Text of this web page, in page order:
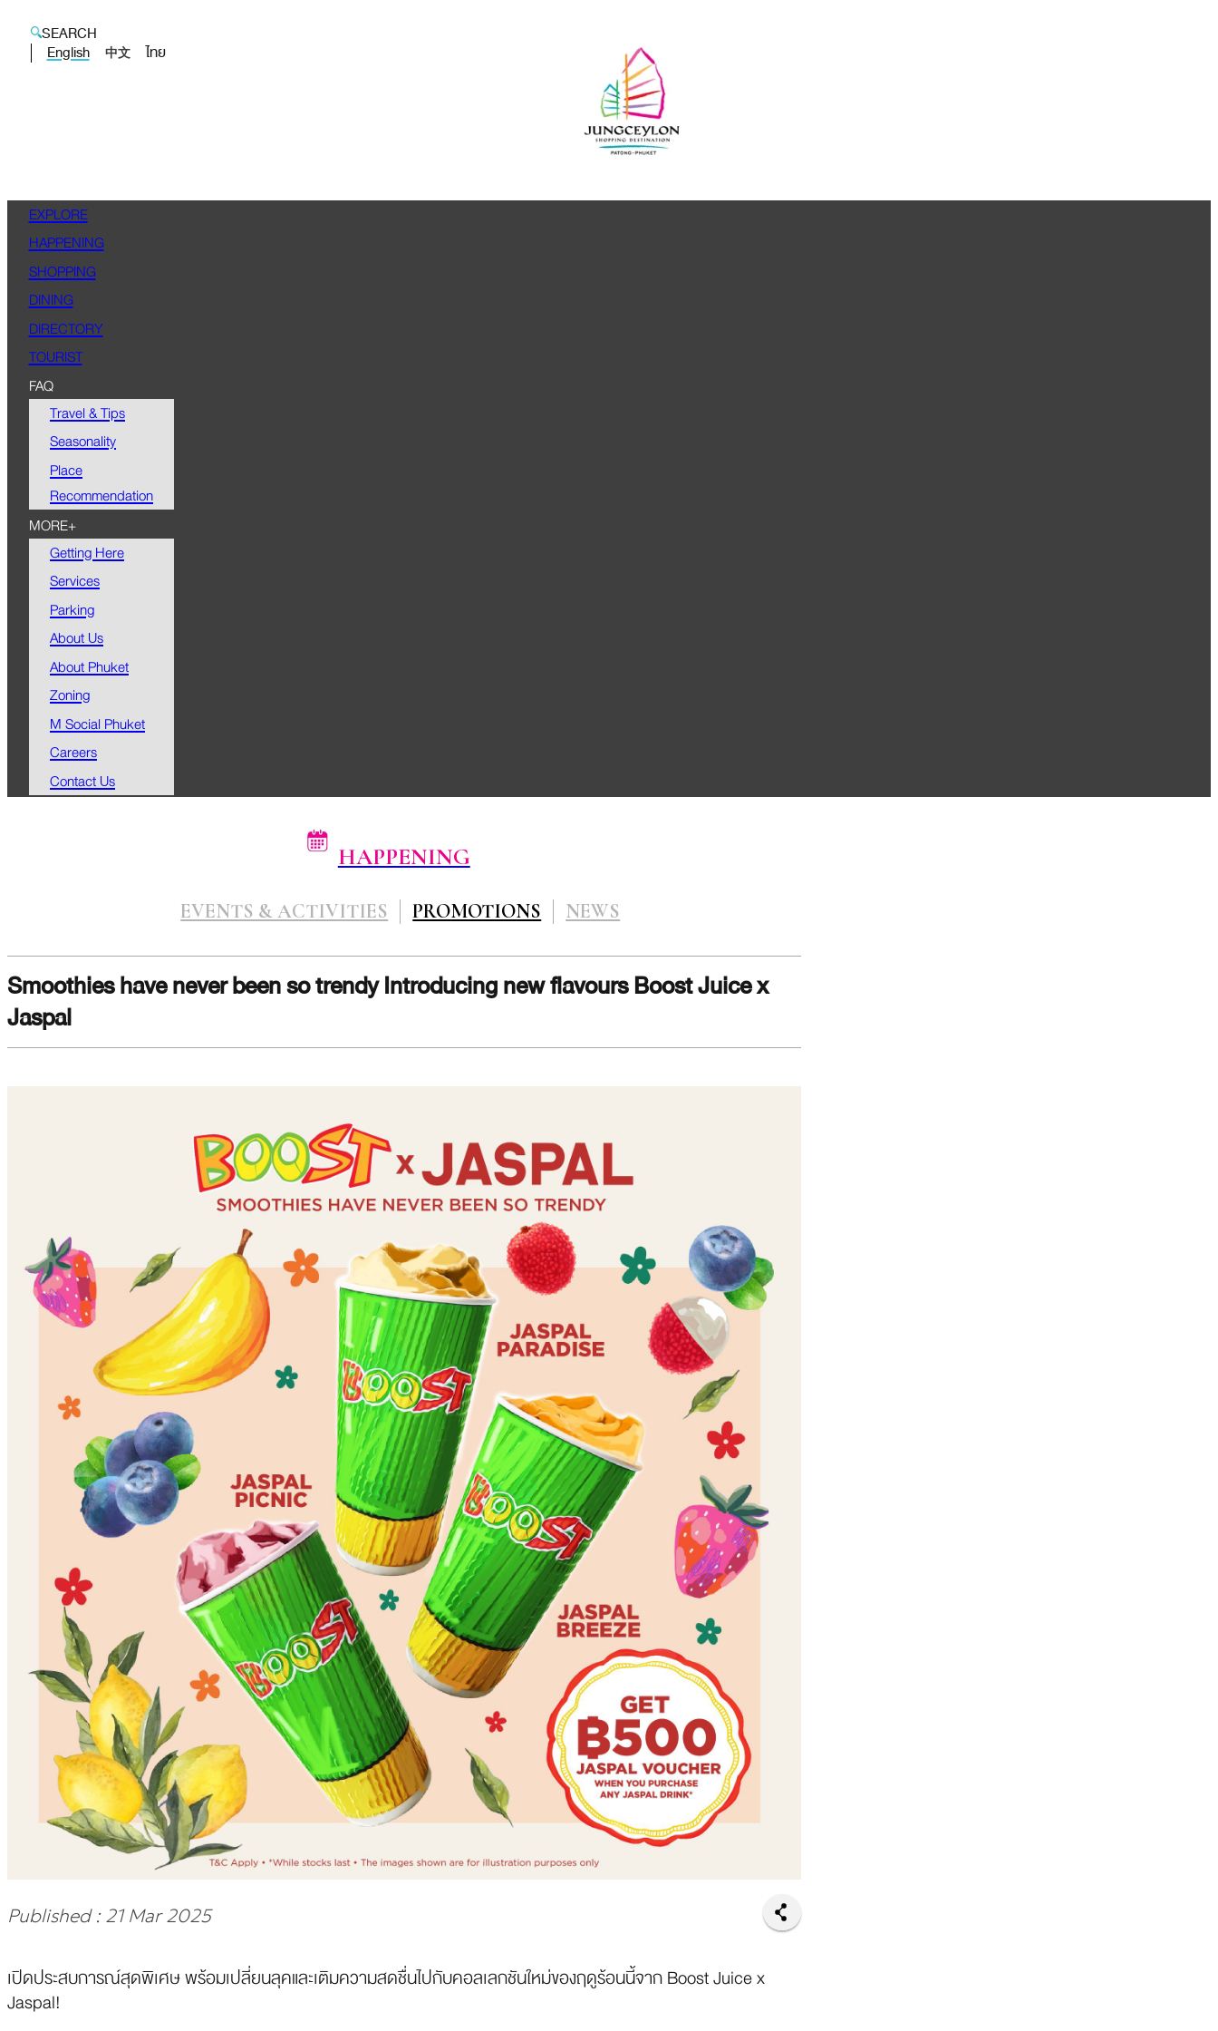
SEARCH
English
中文 ไทย
EXPLORE
HAPPENING
SHOPPING
DINING
DIRECTORY
TOURIST
FAQ
Travel & Tips
Seasonality
Place
Recommendation
MORE+
Getting Here
Services
Parking
About Us
About Phuket
Zoning
M Social Phuket
Careers
Contact Us
HAPPENING
EVENTS & ACTIVITIES PROMOTIONS NEWS
Smoothies have never been so trendy Introducing new flavours Boost Juice x
Jaspal
Published : 21 Mar 2025
เปิดประสบการณ์สุดพิเศษ พร้อมเปลี่ยนลุคและเติมความสดชื่นไปกับคอลเลกชันใหม่ของฤดูร้อนนี้จาก Boost Juice x
Jaspal!